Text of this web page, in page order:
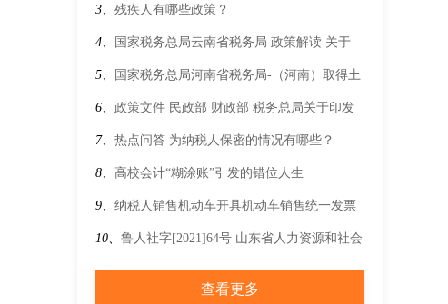
票的公告》的解答
资源税？
3、 残疾人有哪些政策？
4、 国家税务总局云南省税务局 政策解读 关于
《工业和信息化部关于发布〈免征车辆购置税的
设有固定装置的非运输专用作业车辆目录〉（第
二十二批）的公告》的解读
5、 国家税务总局河南省税务局-（河南）取得土
地使用权后，因分期缴纳土地出让金或者土地规
划调整补交土地出让金等原因产生利息，以及因
逾期缴纳土地出让金产生违约金，是否计入契税
计税依据?
6、 政策文件 民政部 财政部 税务总局关于印发
《关于慈善组织开展慈善活动年度支出、管理费
用和募捐成本的规定》的通知
7、 热点问答 为纳税人保密的情况有哪些？
8、 高校会计“糊涂账”引发的错位人生
9、 纳税人销售机动车开具机动车销售统一发票
时，应遵循什么规则？
10、 鲁人社字[2021]64号 山东省人力资源和社会
保障厅 山东省财政厅 山东省卫生健康委员会 国
查看更多